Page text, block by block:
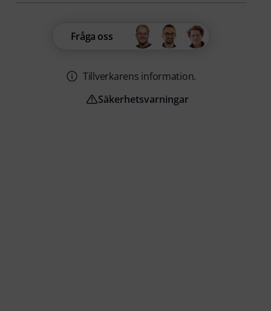
Fråga oss
Tillverkarens information.
Säkerhetsvarningar